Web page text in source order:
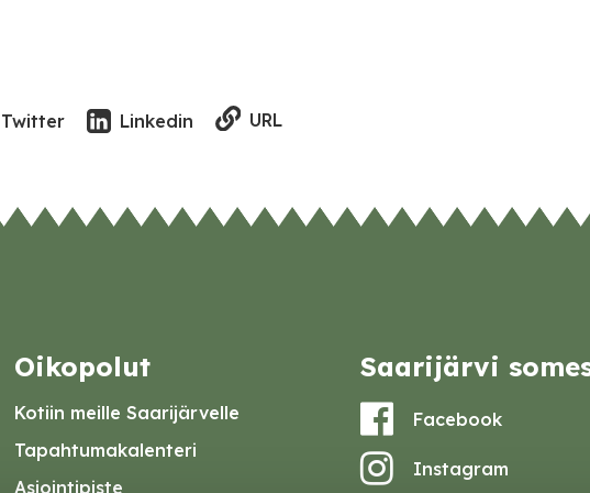
Twitter Linkedin URL
Oikopolut
Kotiin meille Saarijärvelle
Tapahtumakalenteri
Asiointipiste
Saarijärvi
Facebook
Instagram